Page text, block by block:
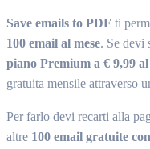
Save emails to PDF ti
100 email al mese. Se devi
piano Premium a € 9,99 al
gratuita mensile attraverso
Per farlo devi recarti alla
altre 100 email gratuite